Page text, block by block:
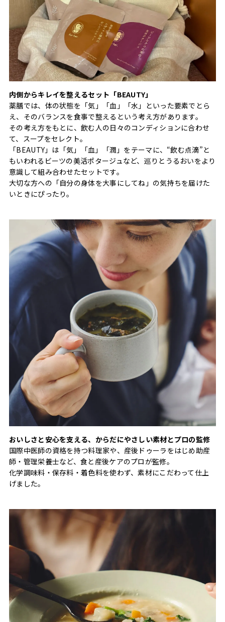
内側からキレイを整えるセット「BEAUTY」
薬膳では、体の状態を「気」「血」「水」といった要素でとら
え、そのバランスを食事で整えるという考え方があります。
その考え方をもとに、飲む人の日々のコンディションに合わせ
て、スープをセレクト。
「BEAUTY」は「気」「血」「潤」をテーマに、“飲む点滴”と
もいわれるビーツの美活ポタージュなど、巡りとうるおいをより
意識して組み合わせたセットです。
大切な方への「自分の身体を大事にしてね」の気持ちを届けた
いときにぴったり。
おいしさと安心を支える、からだにやさしい素材とプロの監修
国際中医師の資格を持つ料理家や、産後ドゥーラをはじめ助産
師・管理栄養士など、食と産後ケアのプロが監修。
化学調味料・保存料・着色料を使わず、素材にこだわって仕上
げました。